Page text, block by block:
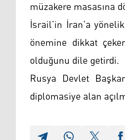
müzakere masasına
İsrail’in İran’a
önemine dikkat
olduğunu dile getirdi.
Rusya Devlet
diplomasiye alan